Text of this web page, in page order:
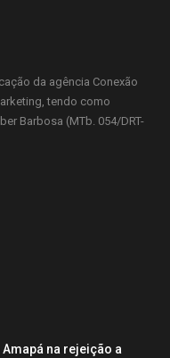
da agência Conexão
tendo como
Barbosa (MTb. 054/DRT-
na rejeição a